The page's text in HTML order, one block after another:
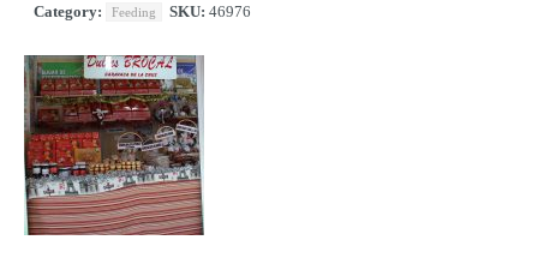
Category: Feeding SKU: 46976